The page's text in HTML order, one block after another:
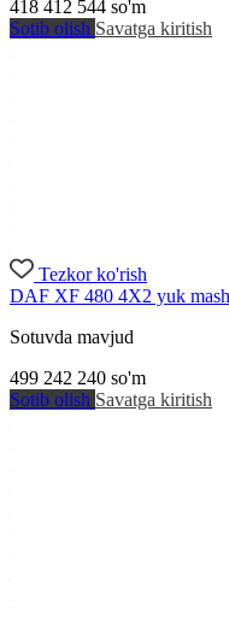
418 412 544 so'm
Sotib olish Savatga kiritish
Tezkor ko'rish
DAF XF 480 4X2 yuk
Sotuvda mavjud
499 242 240 so'm
Sotib olish Savatga kiritish